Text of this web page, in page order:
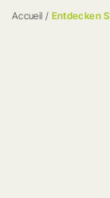
Accueil / Entdecken